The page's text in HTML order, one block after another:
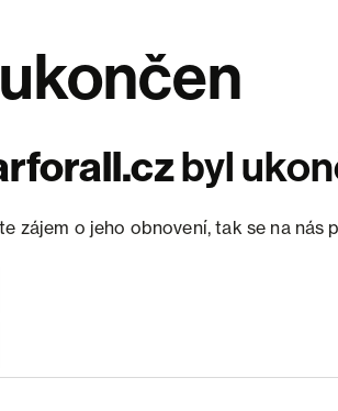
byl
zájem o jeho obnovení, tak se na nás